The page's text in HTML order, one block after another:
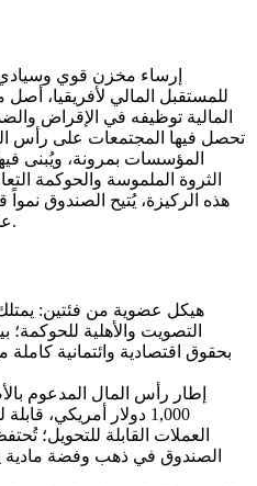
إرساء مخزن قوي وسيادي
للمستقبل المالي لأفريقيا،
المالية توظيفه في الإقراض
تحصل فيها المجتمعات على رأس
المؤسسات بمرونة، ويُبنى
الثروة الملموسة والحوكمة
هذه الركيزة، يُتيح الصندوق نمواً
على أعضاء اليوم والأجيال القادمة.
هيكل عضوية من فئتين:
التصويت والأهلية للحوكمة؛
بحقوق اقتصادية وائتمانية
إطار رأس المال المدعوم
1,000 دولار أمريكي،
العملات القابلة للتحويل؛
الصندوق في ذهب وفضة مادية